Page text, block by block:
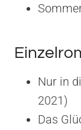
Nur in
2021)
Das